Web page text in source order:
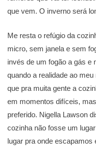
que vem. O inverno será
Me resta o refúgio da
micro, sem janela e sem
invés de um fogão a gás e
quando a realidade ao
que pra muita gente a
em momentos difíceis,
preferido. Nigella Lawson
cozinha não fosse um
lugar pra onde escapamos